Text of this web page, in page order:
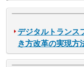
デジタルトランス
き方改革の実現方